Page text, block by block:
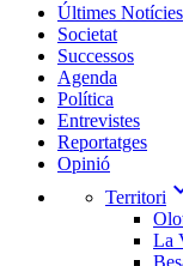
Últimes Notícies
Societat
Successos
Agenda
Política
Entrevistes
Reportatges
Opinió
Territori
La